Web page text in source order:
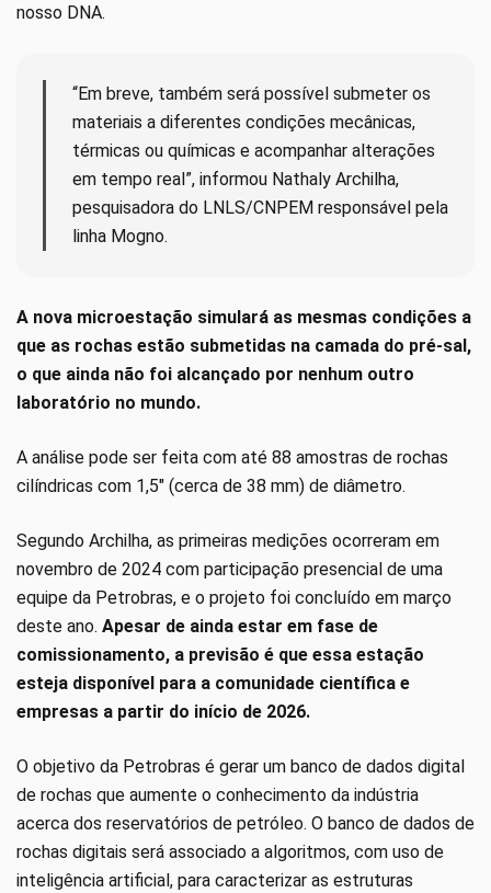
nosso DNA.
“Em breve, também será possível submeter os
materiais a diferentes condições mecânicas,
térmicas ou químicas e acompanhar alterações
em tempo real”, informou Nathaly Archilha,
pesquisadora do LNLS/CNPEM responsável pela
linha Mogno.
A nova microestação simulará as mesmas condições a
que as rochas estão submetidas na camada do pré-sal,
o que ainda não foi alcançado por nenhum outro
laboratório no mundo.
A análise pode ser feita com até 88 amostras de rochas
cilíndricas com 1,5″ (cerca de 38 mm) de diâmetro.
Segundo Archilha, as primeiras medições ocorreram em
novembro de 2024 com participação presencial de uma
equipe da Petrobras, e o projeto foi concluído em março
deste ano. Apesar de ainda estar em fase de
comissionamento, a previsão é que essa estação
esteja disponível para a comunidade científica e
empresas a partir do início de 2026.
O objetivo da Petrobras é gerar um banco de dados digital
de rochas que aumente o conhecimento da indústria
acerca dos reservatórios de petróleo. O banco de dados de
rochas digitais será associado a algoritmos, com uso de
inteligência artificial, para caracterizar as estruturas